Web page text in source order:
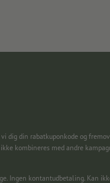
din rabatkuponkode og
kombineres med andre
Ingen kontantudbetaling. Kan